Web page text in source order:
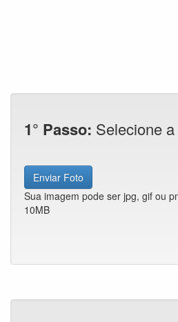
1° Passo: Selecione
Enviar Foto
Sua imagem pode ser jpg, gif ou
10MB